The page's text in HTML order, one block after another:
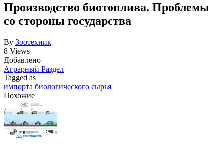
Производство биотоплива. Проблемы
со стороны государства
By Зоотехник
8 Views
Добавлено
Аграрный Раздел
Tagged as
импорта биологического сырья
Похожие